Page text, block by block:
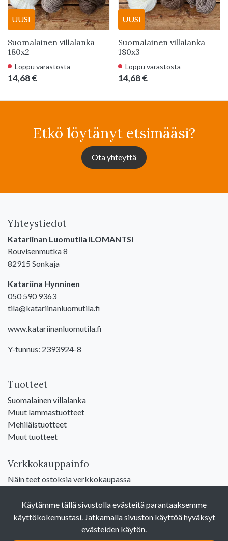
Käytämme tällä sivustolla evästeitä parantaaksemme
käyttökokemustasi. Jatkamalla sivuston käyttöä hyväksyt
evästeiden käytön.
UUSI
Suomalainen villalanka
180x2
Loppu varastosta
14,68 €
UUSI
Suomalainen villalanka
180x3
Loppu varastosta
14,68 €
Etkö löytänyt etsimääsi?
Ota yhteyttä
Yhteystiedot
Katariinan Luomutila ILOMANTSI
Rouvisenmutka 8
82915 Sonkaja
Katariina Hynninen
050 590 9363
tila@katariinanluomutila.fi
www.katariinanluomutila.fi
Y-tunnus: 2393924-8
Tuotteet
Suomalainen villalanka
Muut lammastuotteet
Mehiläistuotteet
Muut tuotteet
Verkkokauppainfo
Näin teet ostoksia verkkokaupassa
Toimitustavat
Maksutavat